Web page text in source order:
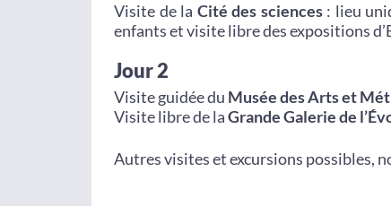
Visite de la Cité des sciences : lieu
enfants et visite libre des expositions
Jour 2
Visite guidée du Musée des Arts et
Visite libre de laGrande Galerie de
Autres visites et excursions possibles,